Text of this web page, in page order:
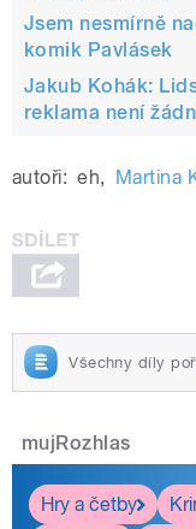
Jsem nesmírně
komik Pavlásek
Jakub Kohák:
reklama není
autoři: eh, Martina
Všechny díly
mujRozhlas
Hry a četby